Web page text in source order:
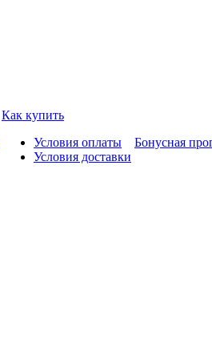
Как купить
Условия оплаты
Условия доставки
Бонусная